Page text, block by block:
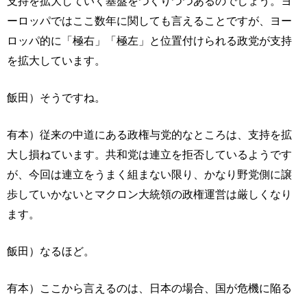
ーロッパではここ数年に関しても言えることですが、ヨー
ロッパ的に「極右」「極左」と位置付けられる政党が支持
を拡大しています。
飯田）そうですね。
有本）従来の中道にある政権与党的なところは、支持を拡
大し損ねています。共和党は連立を拒否しているようです
が、今回は連立をうまく組まない限り、かなり野党側に譲
歩していかないとマクロン大統領の政権運営は厳しくなり
ます。
飯田）なるほど。
有本）ここから言えるのは、日本の場合、国が危機に陥る